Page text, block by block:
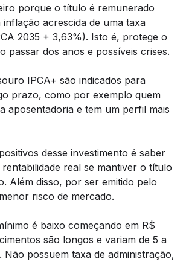
porque o título é remunerado
inflação acrescida de uma taxa
2035 + 3,63%). Isto é, protege o
passar dos anos e possíveis crises.
IPCA+ são indicados para
prazo, como por exemplo quem
aposentadoria e tem um perfil mais
desse investimento é saber
real se mantiver o título
Além disso, por ser emitido pelo
risco de mercado.
é baixo começando em R$
são longos e variam de 5 a
Não possuem taxa de administração,